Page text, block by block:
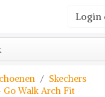
Login
Skechers
Go Walk Arch Fit